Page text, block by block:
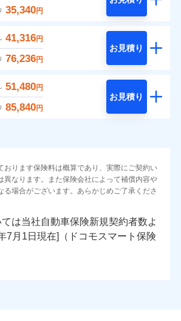
35,340円
41,316円
76,236円
お見積り
51,480円
85,840円
お見積り
おります保険料は概算であり、実際にご契約い
異なります。また保険会社によって補償内容や
る場合がございます。あらかじめご了承くださ
ては当社
新規契約者数よ
月
日現在]（ドコモスマート保険